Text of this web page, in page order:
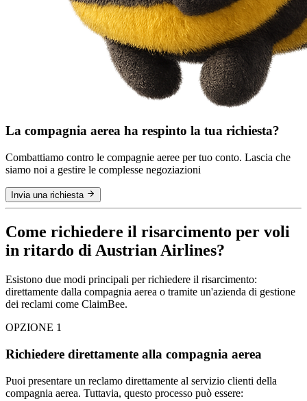
La compagnia aerea ha respinto la tua richiesta?
Combattiamo contro le compagnie aeree per tuo conto. Lascia che
siamo noi a gestire le complesse negoziazioni
Invia una richiesta
Come richiedere il risarcimento per voli
in ritardo di Austrian Airlines?
Esistono due modi principali per richiedere il risarcimento:
direttamente dalla compagnia aerea o tramite un'azienda di gestione
dei reclami come ClaimBee.
OPZIONE 1
Richiedere direttamente alla compagnia aerea
Puoi presentare un reclamo direttamente al servizio clienti della
compagnia aerea. Tuttavia, questo processo può essere: